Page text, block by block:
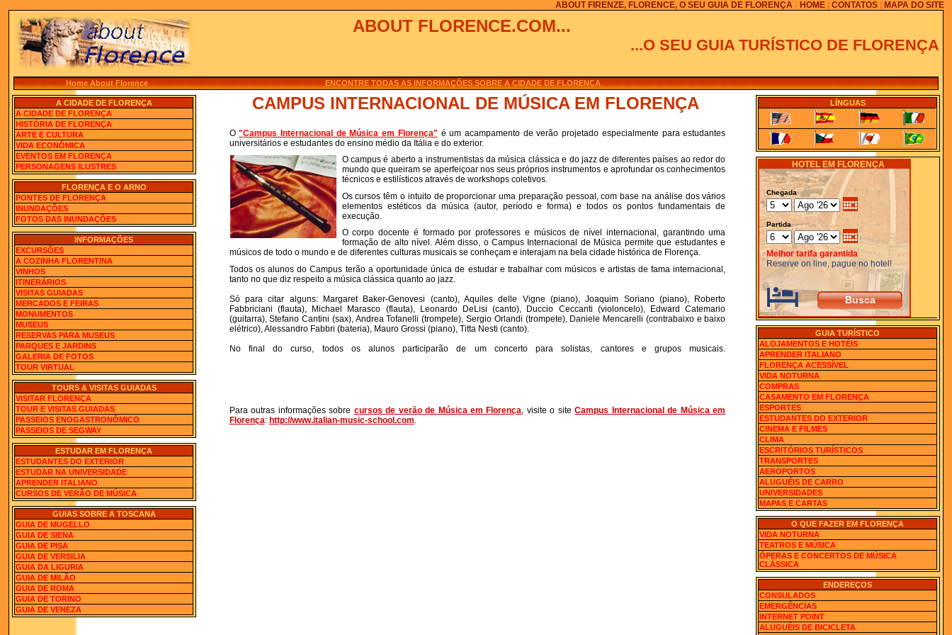
ABOUT FIRENZE, FLORENCE, O SEU GUIA DE FLORENÇA - HOME CONTATOS MAPA DO SITE
ABOUT FLORENCE.COM...
...O SEU GUIA TURÍSTICO DE FLORENÇA
Home About Florence ENCONTRE TODAS AS INFORMAÇÕES SOBRE A CIDADE DE FLORENÇA
A CIDADE DE FLORENÇA
A CIDADE DE FLORENÇA
HISTÓRIA DE FLORENÇA
ARTE E CULTURA
VIDA ECONÔMICA
EVENTOS EM FLORENÇA
PERSONAGENS ILUSTRES
FLORENÇA E O ARNO
PONTES DE FLORENÇA
INUNDAÇÕES
FOTOS DAS INUNDAÇÕES
INFORMAÇÕES
EXCURSÕES
A COZINHA FLORENTINA
VINHOS
ITINERÁRIOS
VISITAS GUIADAS
MERCADOS E FEIRAS
MONUMENTOS
MUSEUS
RESERVAS PARA MUSEUS
PARQUES E JARDINS
GALERIA DE FOTOS
TOUR VIRTUAL
TOURS & VISITAS GUIADAS
VISITAR FLORENÇA
TOUR E VISITAS GUIADAS
PASSEIOS ENOGASTRONÔMICO
PASSEIOS DE SEGWAY
ESTUDAR EM FLORENÇA
ESTUDANTES DO EXTERIOR
ESTUDAR NA UNIVERSIDADE
APRENDER ITALIANO
CURSOS DE VERÃO DE MÚSICA
GUIAS SOBRE A TOSCANA
GUIA DE MUGELLO
GUIA DE SIENA
GUIA DE PISA
GUIA DE VERSILIA
GUIA DA LIGURIA
GUIA DE MILÃO
GUIA DE ROMA
GUIA DE TORINO
GUIA DE VENEZA
LÍNGUAS
HOTEL EM FLORENÇA
Chegada
Partida
Melhor tarifa garantida
Reserve on line, pague no hotel!
GUIA TURÍSTICO
ALOJAMENTOS E HOTÉIS
APRENDER ITALIANO
FLORENÇA ACESSÍVEL
VIDA NOTURNA
COMPRAS
CASAMENTO EM FLORENÇA
ESPORTES
ESTUDANTES DO EXTERIOR
CINEMA E FILMES
CLIMA
ESCRITÓRIOS TURÍSTICOS
TRANSPORTES
AEROPORTOS
ALUGUÉIS DE CARRO
UNIVERSIDADES
MAPAS E CARTAS
O QUE FAZER EM FLORENÇA
VIDA NOTURNA
TEATROS E MÚSICA
ÓPERAS E CONCERTOS DE MÚSICA
CLÁSSICA
ENDEREÇOS
CONSULADOS
EMERGÊNCIAS
INTERNET POINT
ALUGUÉIS DE BICICLETA
CAMPUS INTERNACIONAL DE MÚSICA EM FLORENÇA
O"Campus Internacional de Música em Florença" é um acampamento de verão projetado especialmente para estudantes
universitários e estudantes do ensino médio da Itália e do exterior.
O campus é aberto a instrumentistas da música clássica e do jazz de diferentes países ao redor do
mundo que queiram se aperfeiçoar nos seus próprios instrumentos e aprofundar os conhecimentos
técnicos e estilísticos através de workshops coletivos.
Os cursos têm o intuito de proporcionar uma preparação pessoal, com base na análise dos vários
elementos estéticos da música (autor, período e forma) e todos os pontos fundamentais de
execução.
O corpo docente é formado por professores e músicos de nível internacional, garantindo uma
formação de alto nível. Além disso, o Campus Internacional de Música permite que estudantes e
músicos de todo o mundo e de diferentes culturas musicais se conheçam e interajam na bela cidade histórica de Florença.
Todos os alunos do Campus terão a oportunidade única de estudar e trabalhar com músicos e artistas de fama internacional,
tanto no que diz respeito a música clássica quanto ao jazz.
Só para citar alguns: Margaret Baker-Genovesi (canto), Aquiles delle Vigne (piano), Joaquim Soriano (piano), Roberto
Fabbriciani (flauta), Michael Marasco (flauta), Leonardo DeLisi (canto), Duccio Ceccanti (violoncelo), Edward Catemario
(guitarra), Stefano Cantini (sax), Andrea Tofanelli (trompete), Sergio Orlandi (trompete), Daniele Mencarelli (contrabaixo e baixo
elétrico), Alessandro Fabbri (bateria), Mauro Grossi (piano), Titta Nesti (canto).
No final do curso, todos os alunos participarão de um concerto para solistas, cantores e grupos musicais.
Para outras informações sobre cursos de verão de Música em Florença , visite o siteCampus Internacional de Música em
Florença: http://www.italian-music-school.com